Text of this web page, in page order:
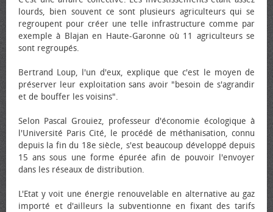
lourds, bien souvent ce sont plusieurs agriculteurs qui se
regroupent pour créer une telle infrastructure comme par
exemple à Blajan en Haute-Garonne où 11 agriculteurs se
sont regroupés.
Bertrand Loup, l'un d'eux, explique que c'est le moyen de
préserver leur exploitation sans avoir "besoin de s'agrandir
et de bouffer les voisins".
Selon Pascal Grouiez, professeur d'économie écologique à
l'Université Paris Cité, le procédé de méthanisation, connu
depuis la fin du 18e siècle, s'est beaucoup développé depuis
15 ans sous une forme épurée afin de pouvoir l'envoyer
dans les réseaux de distribution.
L'Etat y voit une énergie renouvelable en alternative au gaz
importé et d'ailleurs la subventionne en fixant des tarifs